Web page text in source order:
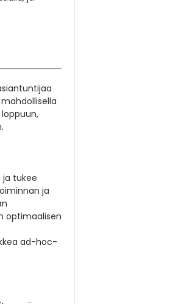
tukee
ja
optimaalisen
ad-hoc-